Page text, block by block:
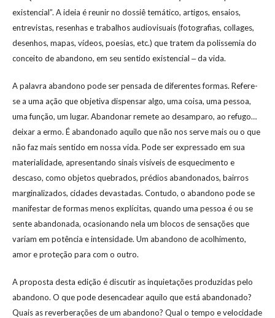
existencial”. A ideia é reunir no dossiê temático, artigos, ensaios,
entrevistas, resenhas e trabalhos audiovisuais (fotografias, collages,
desenhos, mapas, vídeos, poesias, etc.) que tratem da polissemia do
conceito de abandono, em seu sentido existencial ‒ da vida.
A palavra abandono pode ser pensada de diferentes formas. Refere-
se a uma ação que objetiva dispensar algo, uma coisa, uma pessoa,
uma função, um lugar. Abandonar remete ao desamparo, ao refugo…
deixar a ermo. É abandonado aquilo que não nos serve mais ou o que
não faz mais sentido em nossa vida. Pode ser expressado em sua
materialidade, apresentando sinais visíveis de esquecimento e
descaso, como objetos quebrados, prédios abandonados, bairros
marginalizados, cidades devastadas. Contudo, o abandono pode se
manifestar de formas menos explícitas, quando uma pessoa é ou se
sente abandonada, ocasionando nela um blocos de sensações que
variam em potência e intensidade. Um abandono de acolhimento,
amor e proteção para com o outro.
A proposta desta edição é discutir as inquietações produzidas pelo
abandono. O que pode desencadear aquilo que está abandonado?
Quais as reverberações de um abandono? Qual o tempo e velocidade